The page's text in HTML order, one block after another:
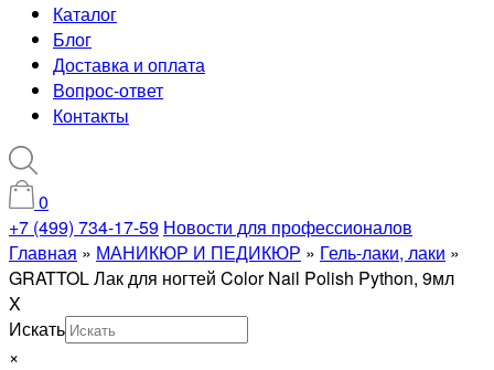
Каталог
Блог
Доставка и оплата
Вопрос-ответ
Контакты
0
+7 (499) 734-17-59 Новости для профессионалов
Главная » МАНИКЮР И ПЕДИКЮР » Гель-лаки, лаки »
GRATTOL Лак для ногтей Color Nail Polish Python, 9мл
X
Искать
×